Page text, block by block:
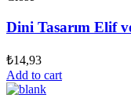
Dini Tasarım Elif
₺14,93
Add to cart